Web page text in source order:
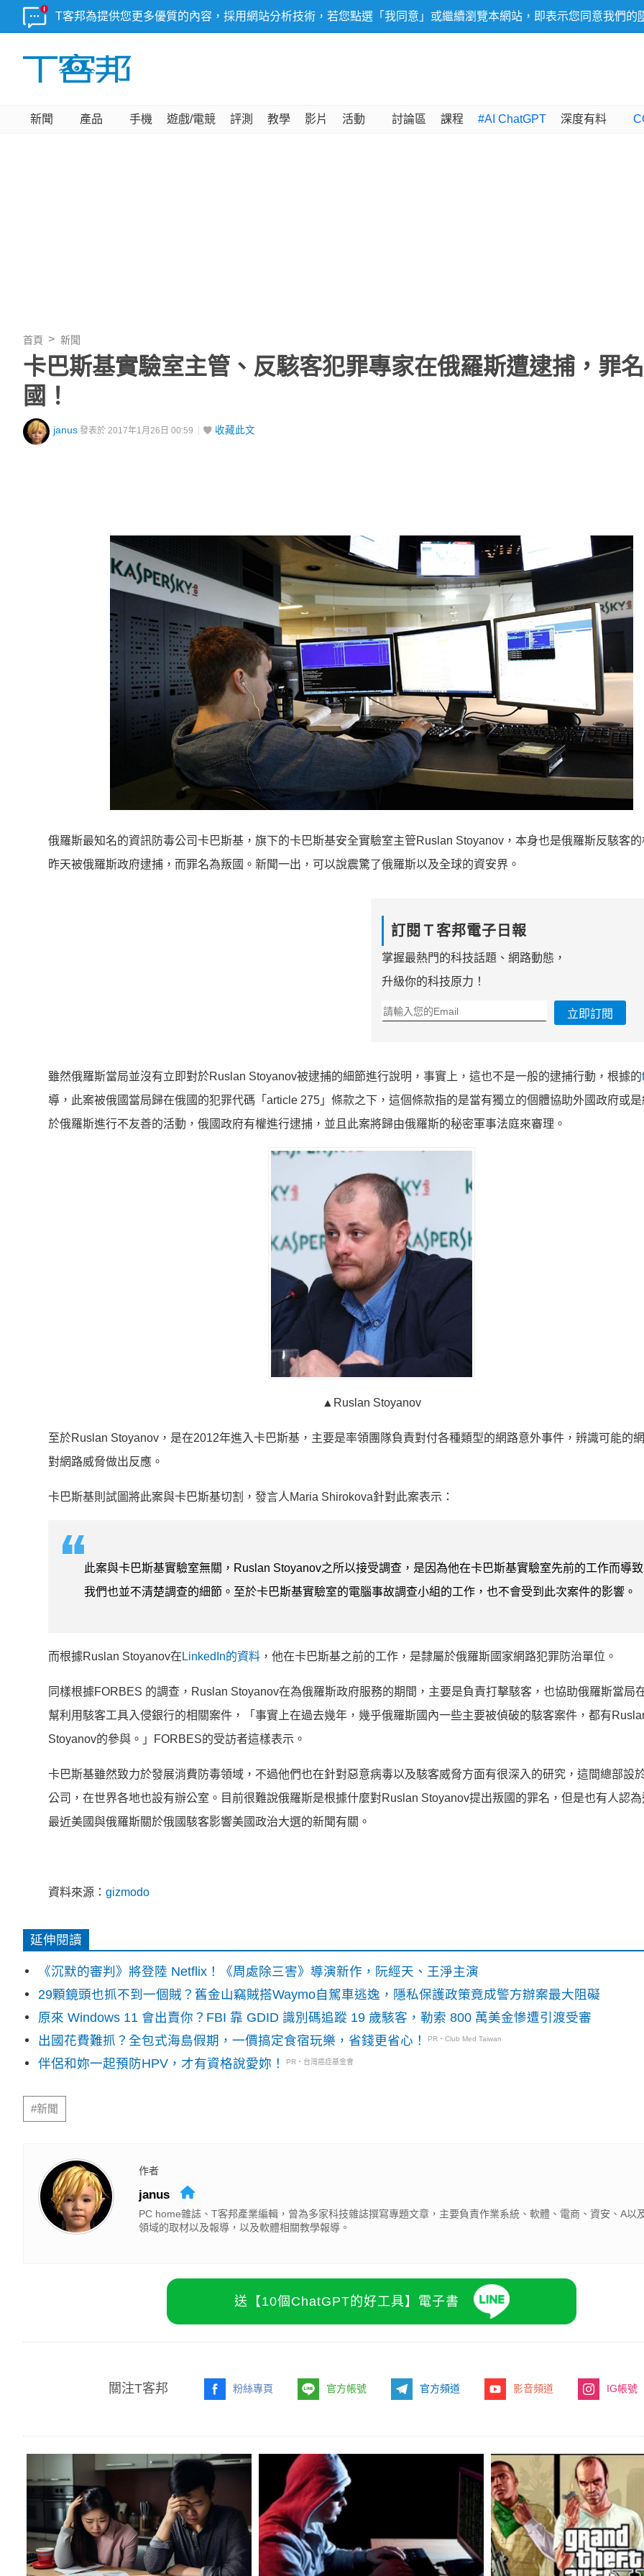
T客邦為提供您更多優質的內容，採用網站分析技術，若您點選「我同意」或繼續瀏覽本網站，即表示您同意我們的
新聞 產品 手機 遊戲/電競 評測 教學 影片 活動 討論區 課程 #AI ChatGPT 深度有料
首頁 新聞
卡巴斯基實驗室主管、反駭客犯罪專家在俄羅斯遭逮捕，罪
國！
janus 發表於 2017年1月26日 00:59 收藏此文
俄羅斯最知名的資訊防毒公司卡巴斯基，旗下的卡巴斯基安全實驗室主管Ruslan Stoyanov，本身也是俄羅斯反駭客的
昨天被俄羅斯政府逮捕，而罪名為叛國。新聞一出，可以說震驚了俄羅斯以及全球的資安界。
訂閱Ｔ客邦電子日報
掌握最熱門的科技話題、網路動態，
升級你的科技原力！
立即訂閱
雖然俄羅斯當局並沒有立即對於Ruslan Stoyanov被逮捕的細節進行說明，事實上，這也不是一般的逮捕行動，根據的
導，此案被俄國當局歸在俄國的犯罪代碼「article 275」條款之下，這個條款指的是當有獨立的個體協助外國政府或
於俄羅斯進行不友善的活動，俄國政府有權進行逮捕，並且此案將歸由俄羅斯的秘密軍事法庭來審理。
▲Ruslan Stoyanov
至於Ruslan Stoyanov，是在2012年進入卡巴斯基，主要是率領團隊負責對付各種類型的網路意外事件，辨識可能的網
對網路威脅做出反應。
卡巴斯基則試圖將此案與卡巴斯基切割，發言人Maria Shirokova針對此案表示：
此案與卡巴斯基實驗室無關，Ruslan Stoyanov之所以接受調查，是因為他在卡巴斯基實驗室先前的工作而導致
我們也並不清楚調查的細節。至於卡巴斯基實驗室的電腦事故調查小組的工作，也不會受到此次案件的影響。
而根據Ruslan Stoyanov在 LinkedIn的資料 ，他在卡巴斯基之前的工作，是隸屬於俄羅斯國家網路犯罪防治單位。
同樣根據FORBES 的調查，Ruslan Stoyanov在為俄羅斯政府服務的期間，主要是負責打擊駭客，也協助俄羅斯當局
幫利用駭客工具入侵銀行的相關案件，「事實上在過去幾年，幾乎俄羅斯國內一些主要被偵破的駭客案件，都有
Stoyanov的參與。」FORBES的受訪者這樣表示。
卡巴斯基雖然致力於發展消費防毒領域，不過他們也在針對惡意病毒以及駭客威脅方面有很深入的研究，這間總部設
公司，在世界各地也設有辦公室。目前很難說俄羅斯是根據什麼對Ruslan Stoyanov提出叛國的罪名，但是也有人認
最近美國與俄羅斯關於俄國駭客影響美國政治大選的新聞有關。
資料來源： gizmodo
延伸閱讀
《沉默的審判》將登陸 Netflix！《周處除三害》導演新作，阮經天、王淨主演
29顆鏡頭也抓不到一個賊？舊金山竊賊搭Waymo自駕車逃逸，隱私保護政策竟成警方辦案最大阻礙
原來 Windows 11 會出賣你？FBI 靠 GDID 識別碼追蹤 19 歲駭客，勒索 800 萬美金慘遭引渡受審
出國花費難抓？全包式海島假期，一價搞定食宿玩樂，省錢更省心！
PR・Club Med Taiwan
伴侶和妳一起預防HPV，才有資格說愛妳！ PR・台灣癌症基金會
#新聞
作者
janus
PC home雜誌、T客邦產業編輯，曾為多家科技雜誌撰寫專題文章，主要負責作業系統、軟體、電商、資安、A以
領域的取材以及報導，以及軟體相關教學報導。
送【10個ChatGPT的好工具】電子書
關注T客邦 粉絲專頁 官方帳號 官方頻道 影音頻道 IG帳號